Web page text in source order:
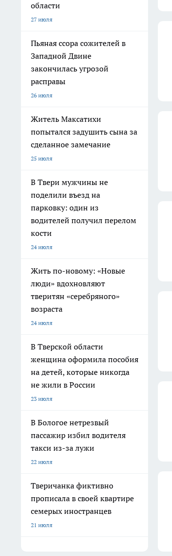
области
27 июля
Пьяная ссора сожителей в
Западной Двине
закончилась угрозой
расправы
26 июля
Житель Максатихи
попытался задушить сына за
сделанное замечание
25 июля
В Твери мужчины не
поделили въезд на
парковку: один из
водителей получил перелом
кости
24 июля
Жить по-новому: «Новые
люди» вдохновляют
тверитян «серебряного»
возраста
24 июля
В Тверской области
женщина оформила пособия
на детей, которые никогда
не жили в России
23 июля
В Бологое нетрезвый
пассажир избил водителя
такси из-за лужи
22 июля
Тверичанка фиктивно
прописала в своей квартире
семерых иностранцев
21 июля